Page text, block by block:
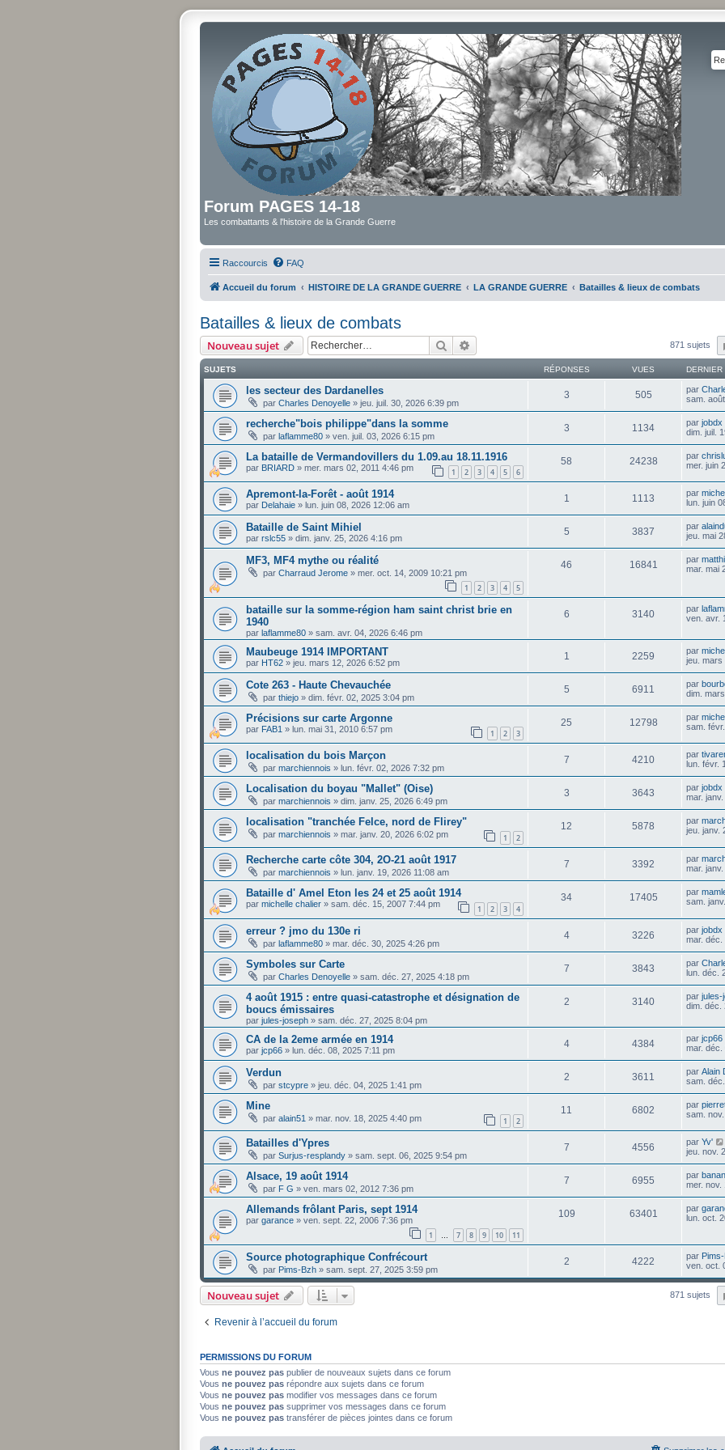
Forum PAGES 14-18
Les combattants & l'histoire de la Grande Guerre
Raccourcis FAQ
Accueil du forum HISTOIRE DE LA GRANDE GUERRE LA GRANDE GUERRE Batailles & lieux de combats
Batailles & lieux de combats
Nouveau sujet Rechercher 871 sujets
SUJETS RÉPONSES VUES
les secteur des Dardanelles
par Charles Denoyelle » jeu. juil. 30, 2026 6:39 pm
3 505 par
sam.
recherche"bois philippe"dans la somme
par laflamme80 » ven. juil. 03, 2026 6:15 pm
3 1134 par jobdx
dim. juil.
La bataille de Vermandovillers du 1.09.au 18.11.1916
par BRIARD » mer. mars 02, 2011 4:46 pm 1 2 3 4 5 6
58 24238 par
mer. juin
Apremont-la-Forêt - août 1914
par Delahaie » lun. juin 08, 2026 12:06 am
1 1113 par
lun. juin
Bataille de Saint Mihiel
par rslc55 » dim. janv. 25, 2026 4:16 pm
5 3837 par
jeu. mai
MF3, MF4 mythe ou réalité
par Charraud Jerome » mer. oct. 14, 2009 10:21 pm
1 2 3 4 5
46 16841 par
mar. mai
bataille sur la somme-région ham saint christ brie en
1940
par laflamme80 » sam. avr. 04, 2026 6:46 pm
6 3140 par
ven. avr.
Maubeuge 1914 IMPORTANT
par HT62 » jeu. mars 12, 2026 6:52 pm
1 2259 par
jeu. mars
Cote 263 - Haute Chevauchée
par thiejo » dim. févr. 02, 2025 3:04 pm
5 6911 par
dim.
Précisions sur carte Argonne
par FAB1 » lun. mai 31, 2010 6:57 pm 1 2 3
25 12798 par
sam.
localisation du bois Marçon
par marchiennois » lun. févr. 02, 2026 7:32 pm
7 4210 par
lun. févr.
Localisation du boyau "Mallet" (Oise)
par marchiennois » dim. janv. 25, 2026 6:49 pm
3 3643 par jobdx
mar.
localisation "tranchée Felce, nord de Flirey"
par marchiennois » mar. janv. 20, 2026 6:02 pm 1 2
12 5878 par
jeu. janv.
Recherche carte côte 304, 2O-21 août 1917
par marchiennois » lun. janv. 19, 2026 11:08 am
7 3392 par
mar.
Bataille d' Amel Eton les 24 et 25 août 1914
par michelle chalier » sam. déc. 15, 2007 7:44 pm 1 2 3 4
34 17405 par
sam.
erreur ? jmo du 130e ri
par laflamme80 » mar. déc. 30, 2025 4:26 pm
4 3226 par jobdx
mar. déc.
Symboles sur Carte
par Charles Denoyelle » sam. déc. 27, 2025 4:18 pm
7 3843 par
lun. déc.
4 août 1915 : entre quasi-catastrophe et désignation de
boucs émissaires
par jules-joseph » sam. déc. 27, 2025 8:04 pm
2 3140 par jules-
dim. déc.
CA de la 2eme armée en 1914
par jcp66 » lun. déc. 08, 2025 7:11 pm
4 4384 par jcp66
mar. déc.
Verdun
par stcypre » jeu. déc. 04, 2025 1:41 pm
2 3611 par Alain
sam.
Mine
par alain51 » mar. nov. 18, 2025 4:40 pm 1 2
11 6802 par
sam.
Batailles d'Ypres
par Surjus-resplandy » sam. sept. 06, 2025 9:54 pm
7 4556 par Yv'
jeu. nov.
Alsace, 19 août 1914
par F G » ven. mars 02, 2012 7:36 pm
7 6955 par
mer. nov.
Allemands frôlant Paris, sept 1914
par garance » ven. sept. 22, 2006 7:36 pm
1 … 7 8 9 10 11
109 63401 par
lun. oct.
Source photographique Confrécourt
par Pims-Bzh » sam. sept. 27, 2025 3:59 pm
2 4222 par
ven. oct.
Nouveau sujet 871 sujets
Revenir à l’accueil du forum
PERMISSIONS DU FORUM
Vous ne pouvez pas publier de nouveaux sujets dans ce forum
Vous ne pouvez pas répondre aux sujets dans ce forum
Vous ne pouvez pas modifier vos messages dans ce forum
Vous ne pouvez pas supprimer vos messages dans ce forum
Vous ne pouvez pas transférer de pièces jointes dans ce forum